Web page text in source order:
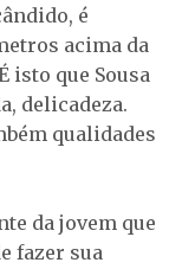
é
acima da
isto que Sousa
delicadeza.
qualidades
da jovem que
fazer sua